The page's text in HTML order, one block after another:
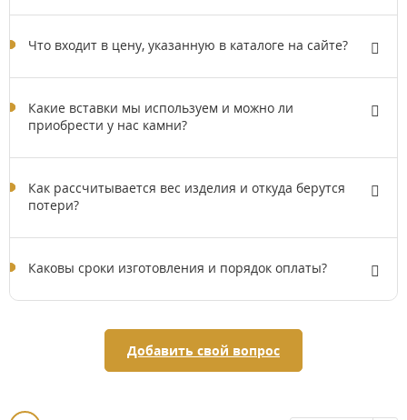
Что входит в цену, указанную в каталоге на сайте?
Какие вставки мы используем и можно ли
приобрести у нас камни?
Как рассчитывается вес изделия и откуда берутся
потери?
Каковы сроки изготовления и порядок оплаты?
Добавить свой вопрос